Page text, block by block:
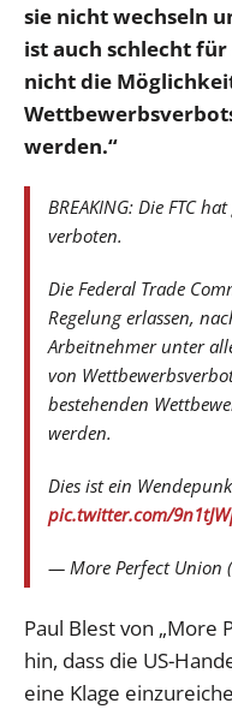
sie nicht wechseln
ist auch schlecht
nicht die
werden.“
BREAKING: Die FTC
verboten.
Die Federal Trade
Regelung erlassen,
Arbeitnehmer unter
von
bestehenden
werden.
Dies ist ein
pic.twitter.com/
— More Perfect Union
Paul Blest von „More
hin, dass die US-
eine Klage